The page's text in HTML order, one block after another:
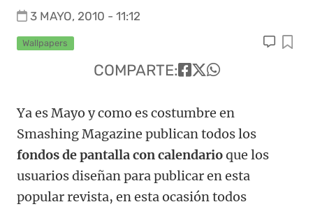
3 MAYO, 2010 - 11:12
Wallpapers
COMPARTE:
Ya es Mayo y como es costumbre en
Smashing Magazine publican todos los
fondos de pantalla con calendarioque los
usuarios diseñan para publicar en esta
popular revista, en esta ocasión todos